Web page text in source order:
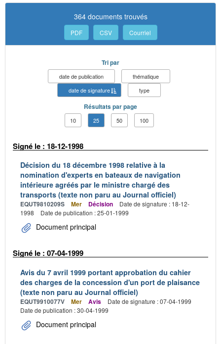
364 documents trouvés
PDF CSV Courriel
Tri par
date de publication
thématique
date de signature
type
Résultats par page
10 25 50 100
Signé le : 18-12-1998
Décision du 18 décembre 1998 relative à la
nomination d'experts en bateaux de navigation
intérieure agréés par le ministre chargé des
transports (texte non paru au Journal officiel)
EQUT9810209S Mer Décision
Date de signature : 18-12-
1998
Date de publication : 25-01-1999
Document principal
Signé le : 07-04-1999
Avis du 7 avril 1999 portant approbation du cahier
des charges de la concession d'un port de plaisance
(texte non paru au Journal officiel)
EQUT9910077V Mer Avis
Date de signature : 07-04-1999
Date de publication : 30-04-1999
Document principal